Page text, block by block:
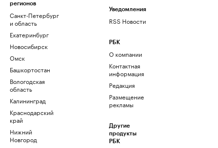
регионов
Санкт-Петербург
и область
Екатеринбург
Новосибирск
Омск
Башкортостан
Вологодская
область
Калининград
Краснодарский
край
Нижний
Новгород
Уведомления
RSS Новости
РБК
О компании
Контактная
информация
Редакция
Размещение
рекламы
Другие
продукты
РБК